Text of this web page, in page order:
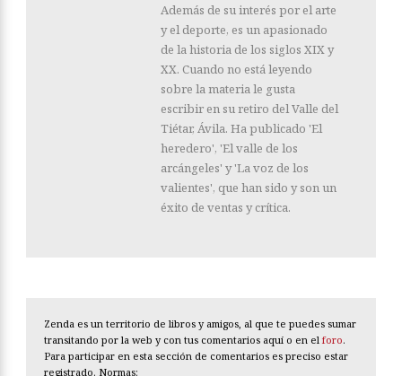
Además de su interés por el arte
y el deporte, es un apasionado
de la historia de los siglos XIX y
XX. Cuando no está leyendo
sobre la materia le gusta
escribir en su retiro del Valle del
Tiétar, Ávila. Ha publicado 'El
heredero', 'El valle de los
arcángeles' y 'La voz de los
valientes', que han sido y son un
éxito de ventas y crítica.
Zenda es un territorio de libros y amigos, al que te puedes sumar
transitando por la web y con tus comentarios aquí o en el foro.
Para participar en esta sección de comentarios es preciso estar
registrado. Normas: